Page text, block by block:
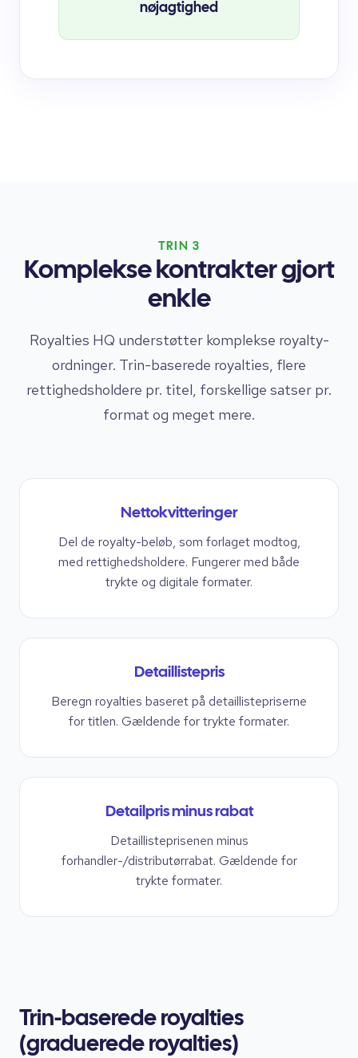
nøjagtighed
TRIN 3
Komplekse kontrakter gjort
enkle
Royalties HQ understøtter komplekse royalty-
ordninger. Trin-baserede royalties, flere
rettighedsholdere pr. titel, forskellige satser pr.
format og meget mere.
Nettokvitteringer
Del de royalty-beløb, som forlaget modtog,
med rettighedsholdere. Fungerer med både
trykte og digitale formater.
Detaillistepris
Beregn royalties baseret på detaillistepriserne
for titlen. Gældende for trykte formater.
Detailpris minus rabat
Detaillisteprisenen minus
forhandler-/distributørrabat. Gældende for
trykte formater.
Trin-baserede royalties
(graduerede royalties)